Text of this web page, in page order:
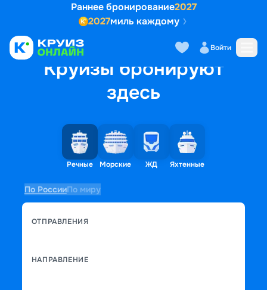
Раннее бронирование2027
2027миль каждому
Войти
Круизы бронируют
здесь
Речные Морские ЖД Яхтенные
По РоссииПо миру
ОТПРАВЛЕНИЯ
НАПРАВЛЕНИЕ